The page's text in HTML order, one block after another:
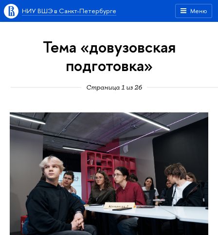
Меню
НИУ ВШЭ в Санкт-Петербурге
Тема «довузовская
подготовка»
Страница 1 из 26